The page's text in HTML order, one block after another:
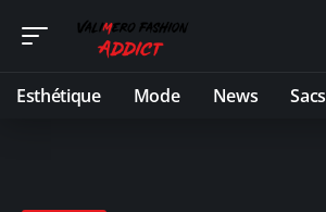
Esthétique Mode News